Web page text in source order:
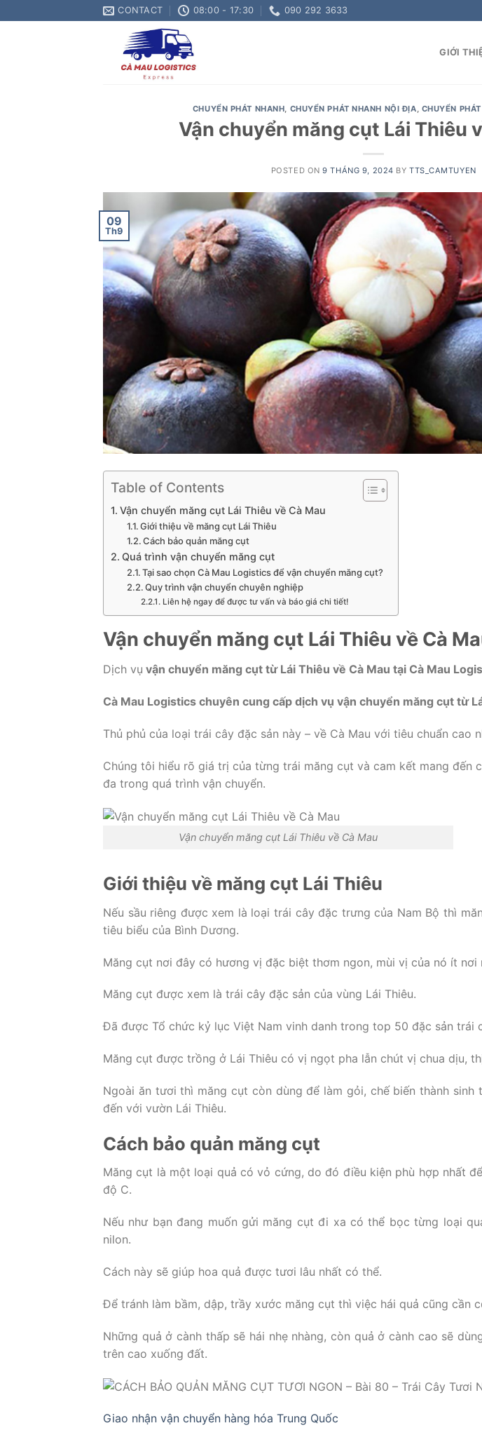
to
CONTACT 08:00 - 17:30 090 292 3633
GIỚI
CHUYỂN PHÁT NHANH, CHUYỂN PHÁT NHANH NỘI ĐỊA, CHUYỂN
Vận chuyển măng cụt Lái Thiêu
POSTED ON9 THÁNG 9, 2024 BYTTS_CAMTUYEN
09
Th9
Table of Contents
Vận chuyển măng cụt Lái Thiêu về Cà Mau
Giới thiệu về măng cụt Lái Thiêu
Cách bảo quản măng cụt
Quá trình vận chuyển măng cụt
Tại sao chọn Cà Mau Logistics để vận chuyển măng cụt?
Quy trình vận chuyển chuyên nghiệp
Liên hệ ngay để được tư vấn và báo giá chi tiết!
Vận chuyển măng cụt Lái Thiêu về Cà
Dịch vụ vận chuyển măng cụt từ Lái Thiêu về Cà Mau tại Cà Mau
Cà Mau Logistics chuyên cung cấp dịch vụ vận chuyển măng cụt từ
Thủ phủ của loại trái cây đặc sản này – về Cà Mau với tiêu chuẩn cao
Chúng tôi hiểu rõ giá trị của từng trái măng cụt và cam kết mang đến
đa trong quá trình vận chuyển.
Vận chuyển măng cụt Lái Thiêu về Cà Mau
Giới thiệu về măng cụt Lái Thiêu
Nếu sầu riêng được xem là loại trái cây đặc trưng của Nam Bộ thì
tiêu biểu của Bình Dương.
Măng cụt nơi đây có hương vị đặc biệt thơm ngon, mùi vị của nó ít nơi
Măng cụt được xem là trái cây đặc sản của vùng Lái Thiêu.
Đã được Tổ chức kỷ lục Việt Nam vinh danh trong top 50 đặc sản trái
Măng cụt được trồng ở Lái Thiêu có vị ngọt pha lẫn chút vị chua dịu,
Ngoài ăn tươi thì măng cụt còn dùng để làm gỏi, chế biến thành sinh
đến với vườn Lái Thiêu.
Cách bảo quản măng cụt
Măng cụt là một loại quả có vỏ cứng, do đó điều kiện phù hợp nhất
độ C.
Nếu như bạn đang muốn gửi măng cụt đi xa có thể bọc từng loại
nilon.
Cách này sẽ giúp hoa quả được tươi lâu nhất có thể.
Để tránh làm bầm, dập, trầy xước măng cụt thì việc hái quả cũng cần
Những quả ở cành thấp sẽ hái nhẹ nhàng, còn quả ở cành cao sẽ
trên cao xuống đất.
Giao nhận vận chuyển hàng hóa Trung Quốc